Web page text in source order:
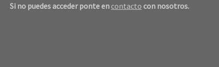
Si no puedes acceder ponte en contacto con nosotros.